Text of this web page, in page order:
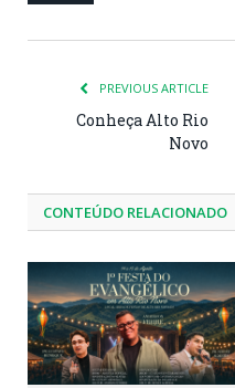
PREVIOUS ARTICLE
Conheça Alto Rio
Novo
CONTEÚDO RELACIONADO